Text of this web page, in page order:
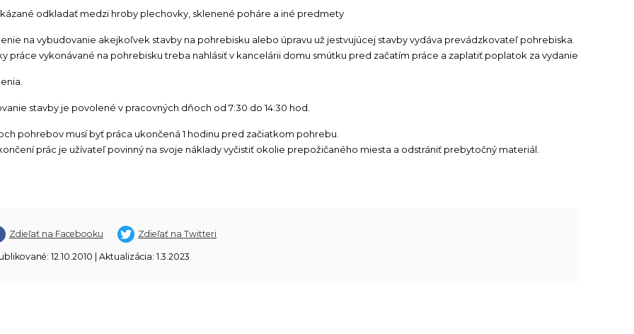
odkladať medzi hroby plechovky, sklenené poháre a iné predmety
na vybudovanie akejkoľvek stavby na pohrebisku alebo úpravu už jestvujúcej stavby vydáva prevádzkovateľ pohrebiska.
práce vykonávané na pohrebisku treba nahlásiť v kancelárii domu smútku pred začatím práce a zaplatiť poplatok za vydanie
stavby je povolené v pracovných dňoch od 7:30 do 14:30 hod.
pohrebov musí byť práca ukončená 1 hodinu pred začiatkom pohrebu.
prác je užívateľ povinný na svoje náklady vyčistiť okolie prepožičaného miesta a odstrániť prebytočný materiál.
Zdieľať na Facebooku Zdieľať na Twitteri
12.10.2010 | Aktualizácia: 1.3.2023